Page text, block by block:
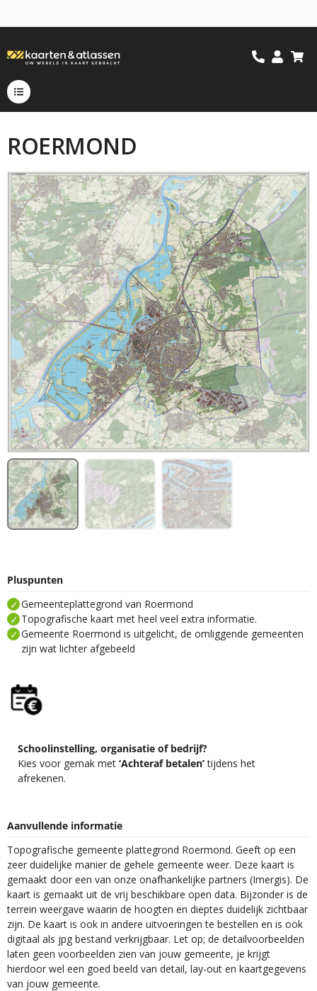
ROERMOND
Pluspunten
Gemeenteplattegrond van Roermond
Topografische kaart met heel veel extra informatie.
Gemeente Roermond is uitgelicht, de omliggende gemeenten
zijn wat lichter afgebeeld
Schoolinstelling, organisatie of bedrijf?
Kies voor gemak met ‘Achteraf betalen’tijdens het
afrekenen.
Aanvullende informatie
Topografische gemeente plattegrond Roermond. Geeft op een
zeer duidelijke manier de gehele gemeente weer. Deze kaart is
gemaakt door een van onze onafhankelijke partners (Imergis). De
kaart is gemaakt uit de vrij beschikbare open data. Bijzonder is de
terrein weergave waarin de hoogten en dieptes duidelijk zichtbaar
zijn. De kaart is ook in andere uitvoeringen te bestellen en is ook
digitaal als jpg bestand verkrijgbaar. Let op; de detailvoorbeelden
laten geen voorbeelden zien van jouw gemeente, je krijgt
hierdoor wel een goed beeld van detail, lay-out en kaartgegevens
van jouw gemeente.